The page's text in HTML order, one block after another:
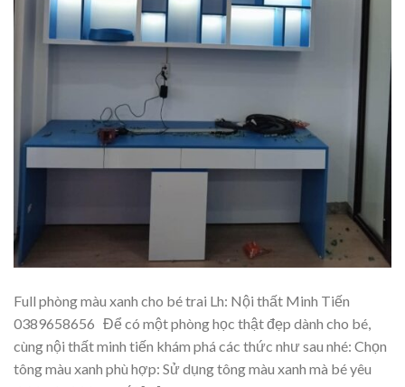
Full phòng màu xanh cho bé trai Lh: Nội thất Minh Tiến
0389658656 Để có một phòng học thật đẹp dành cho bé,
cùng nội thất minh tiến khám phá các thức như sau nhé: Chọn
tông màu xanh phù hợp: Sử dụng tông màu xanh mà bé yêu